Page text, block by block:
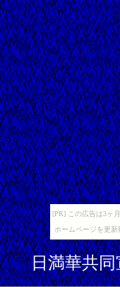
[PR] この広告は3ヶ
ホームページを更
日満華共同